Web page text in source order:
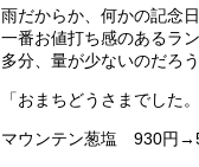
雨だからか、何かの記念
一番お値打ち感のあるラ
多分、量が少ないのだろ
「おまちどうさまでした
マウンテン葱塩 930円